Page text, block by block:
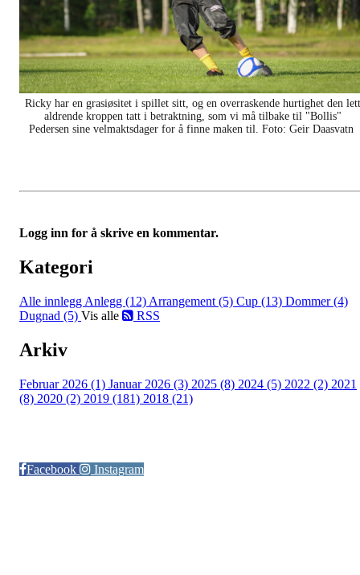
Ricky har en grasiøsitet i spillet sitt, og en overraskende hurtighet den lett
aldrende kroppen tatt i betraktning, som vi må tilbake til "Bollis"
Pedersen sine velmaktsdager for å finne maken til. Foto: Geir Daasvatn
Logg inn for å skrive en kommentar.
Kategori
Alle innlegg Anlegg (12) Arrangement (5) Cup (13) Dommer (4)
Dugnad (5) Vis alle RSS
Arkiv
Februar 2026 (1) Januar 2026 (3) 2025 (8) 2024 (5) 2022 (2) 2021
(8) 2020 (2) 2019 (181) 2018 (21)
Facebook
Instagram